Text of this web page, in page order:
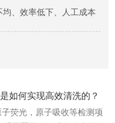
、效率低下、人工成本
清洗机依托自动化、标
清洗作业，实现全程
如何实现高效清洗的？
荧光，原子吸收等检测项